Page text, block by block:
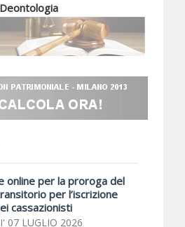
online per la proroga del
per l’iscrizione
cassazionisti
07 LUGLIO 2026